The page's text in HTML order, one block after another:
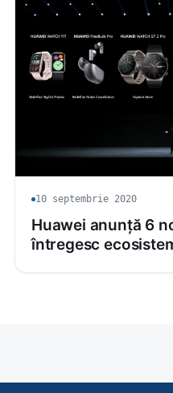
10 septembrie 2020
Huawei anunță 6
întregesc